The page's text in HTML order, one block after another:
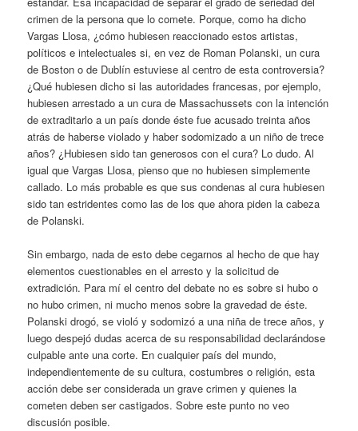
crimen de la persona que lo comete. Porque, como ha dicho
Vargas Llosa, ¿cómo hubiesen reaccionado estos artistas,
políticos e intelectuales si, en vez de Roman Polanski, un cura
de Boston o de Dublín estuviese al centro de esta controversia?
¿Qué hubiesen dicho si las autoridades francesas, por ejemplo,
hubiesen arrestado a un cura de Massachussets con la intención
de extraditarlo a un país donde éste fue acusado treinta años
atrás de haberse violado y haber sodomizado a un niño de trece
años? ¿Hubiesen sido tan generosos con el cura? Lo dudo. Al
igual que Vargas Llosa, pienso que no hubiesen simplemente
callado. Lo más probable es que sus condenas al cura hubiesen
sido tan estridentes como las de los que ahora piden la cabeza
de Polanski.
Sin embargo, nada de esto debe cegarnos al hecho de que hay
elementos cuestionables en el arresto y la solicitud de
extradición. Para mí el centro del debate no es sobre si hubo o
no hubo crimen, ni mucho menos sobre la gravedad de éste.
Polanski drogó, se violó y sodomizó a una niña de trece años, y
luego despejó dudas acerca de su responsabilidad declarándose
culpable ante una corte. En cualquier país del mundo,
independientemente de su cultura, costumbres o religión, esta
acción debe ser considerada un grave crimen y quienes la
cometen deben ser castigados. Sobre este punto no veo
discusión posible.